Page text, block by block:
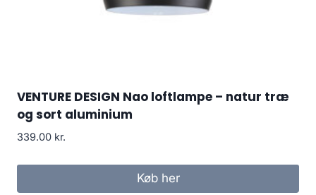
VENTURE DESIGN Nao loftlampe – natur træ
og sort aluminium
339.00 kr.
Køb her